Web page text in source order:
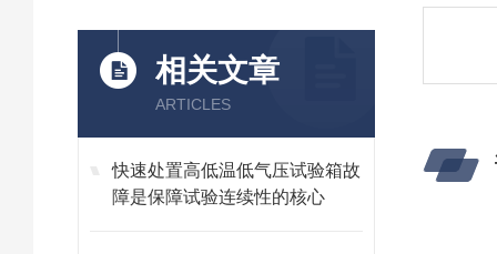
相关文章
ARTICLES
快速处置高低温低气压试验箱故
障是保障试验连续性的核心